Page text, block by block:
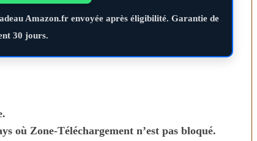
Amazon.fr envoyée après éligibilité. Garantie de
30 jours.
où Zone-Téléchargement n’est pas bloqué.